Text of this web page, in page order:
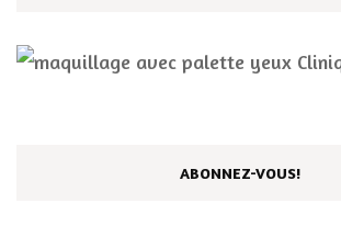
ABONNEZ-VOUS!